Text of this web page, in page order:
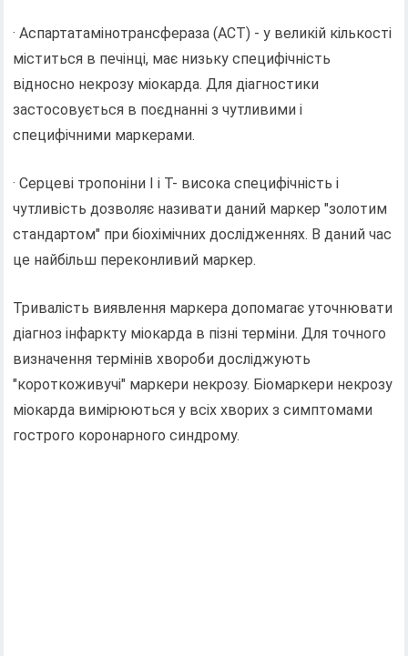
· Аспартатамінотрансфераза (АСТ) - у великій кількості
міститься в печінці, має низьку специфічність
відносно некрозу міокарда. Для діагностики
застосовується в поєднанні з чутливими і
специфічними маркерами.
· Серцеві тропоніни I і Т- висока специфічність і
чутливість дозволяє називати даний маркер "золотим
стандартом" при біохімічних дослідженнях. В даний час
це найбільш переконливий маркер.
Тривалість виявлення маркера допомагає уточнювати
діагноз інфаркту міокарда в пізні терміни. Для точного
визначення термінів хвороби досліджують
"короткоживучі" маркери некрозу. Біомаркери некрозу
міокарда вимірюються у всіх хворих з симптомами
гострого коронарного синдрому.